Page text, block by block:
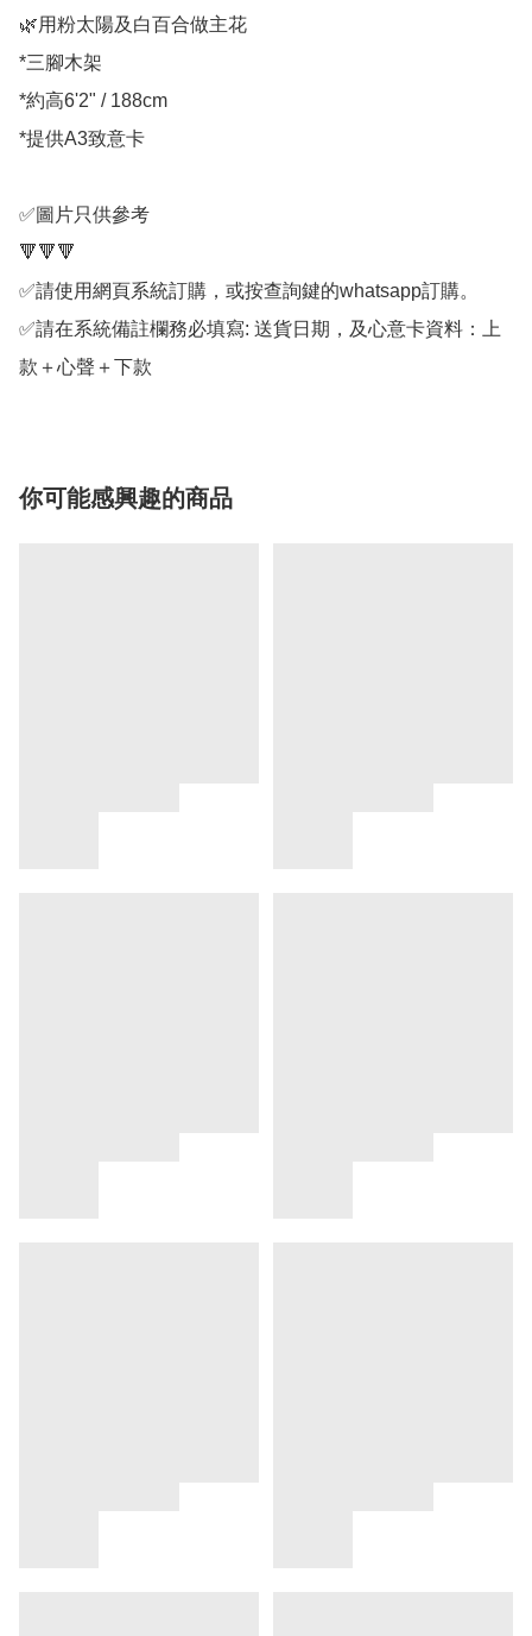
🌿用粉太陽及白百合做主花
*三腳木架
*約高6'2" / 188cm
*提供A3致意卡
✅圖片只供參考
🔻🔻🔻
✅請使用網頁系統訂購，或按查詢鍵的whatsapp訂購。
✅請在系統備註欄務必填寫: 送貨日期，及心意卡資料：上
款＋心聲＋下款
你可能感興趣的商品